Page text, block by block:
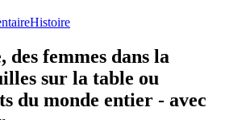
Histoire
femmes dans la
sur la table ou
du monde entier - avec